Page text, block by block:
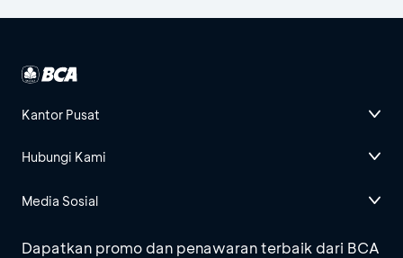
Kantor Pusat
Hubungi Kami
Media Sosial
Dapatkan promo dan penawaran terbaik dari BCA